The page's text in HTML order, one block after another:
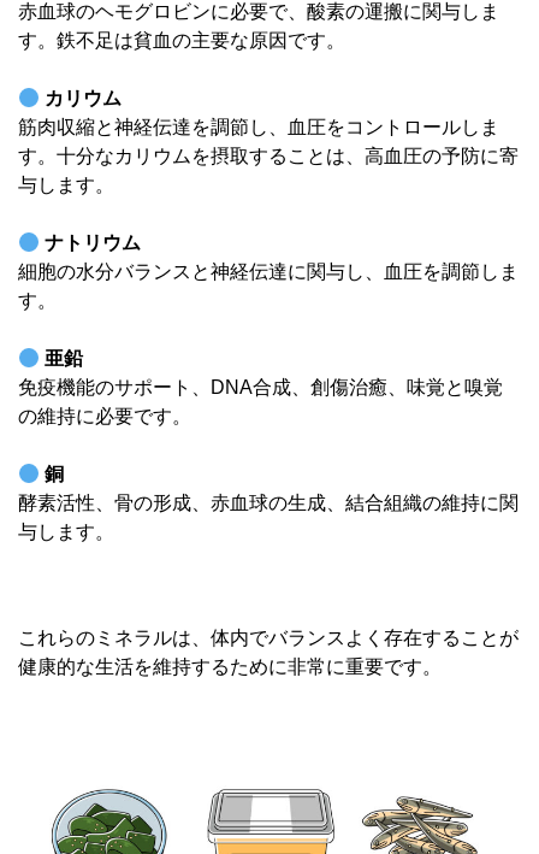
赤血球のヘモグロビンに必要で、酸素の運搬に関与しま
す。鉄不足は貧血の主要な原因です。
カリウム
筋肉収縮と神経伝達を調節し、血圧をコントロールしま
す。十分なカリウムを摂取することは、高血圧の予防に寄
与します。
ナトリウム
細胞の水分バランスと神経伝達に関与し、血圧を調節しま
す。
亜鉛
免疫機能のサポート、DNA合成、創傷治癒、味覚と嗅覚
の維持に必要です。
銅
酵素活性、骨の形成、赤血球の生成、結合組織の維持に関
与します。
これらのミネラルは、体内でバランスよく存在することが
健康的な生活を維持するために非常に重要です。